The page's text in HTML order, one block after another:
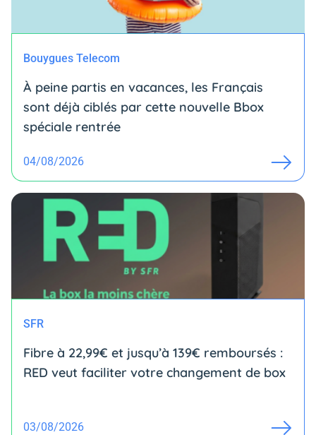
Bouygues Telecom
À peine partis en vacances, les Français
sont déjà ciblés par cette nouvelle Bbox
spéciale rentrée
04/08/2026
SFR
Fibre à 22,99€ et jusqu’à 139€ remboursés :
RED veut faciliter votre changement de box
03/08/2026